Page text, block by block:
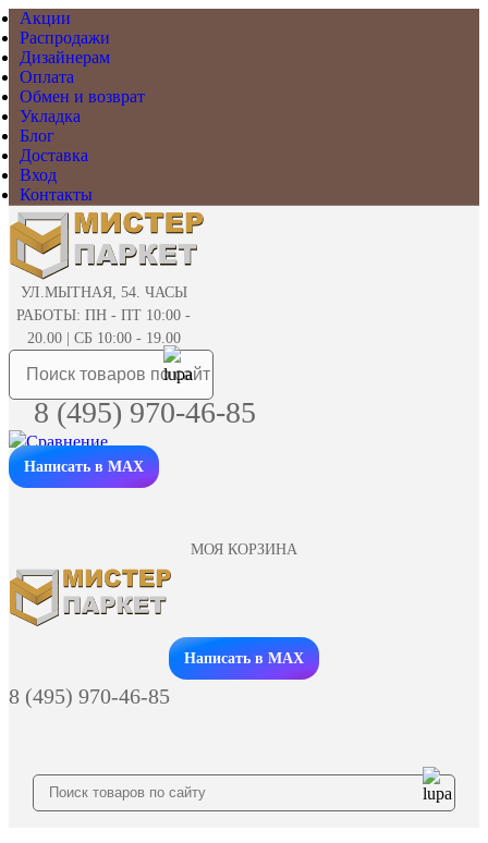
Акции
Распродажи
Дизайнерам
Оплата
Обмен и возврат
Укладка
Блог
Доставка
Вход
Контакты
УЛ.МЫТНАЯ, 54. ЧАСЫ
РАБОТЫ: ПН - ПТ 10:00 -
20.00 | СБ 10:00 - 19.00
8 (495) 970-46-85
Написать в MAX
МОЯ КОРЗИНА
Заказать звонок
Написать в MAX
8 (495) 970-46-85